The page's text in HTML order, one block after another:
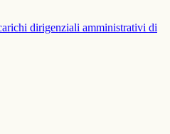
dirigenziali amministrativi di